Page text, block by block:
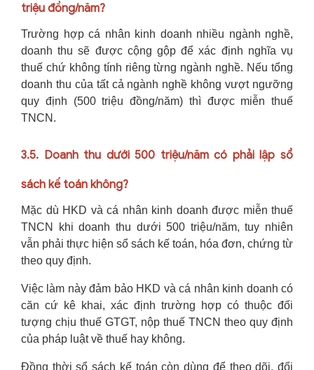
triệu đồng/năm?
Trường hợp cá nhân kinh doanh nhiều ngành nghề,
doanh thu sẽ được cộng gộp để xác định nghĩa vụ
thuế chứ không tính riêng từng ngành nghề. Nếu tổng
doanh thu của tất cả ngành nghề không vượt ngưỡng
quy định (500 triệu đồng/năm) thì được miễn thuế
TNCN.
3.5. Doanh thu dưới 500 triệu/năm có phải lập sổ
sách kế toán không?
Mặc dù HKD và cá nhân kinh doanh được miễn thuế
TNCN khi doanh thu dưới 500 triệu/năm, tuy nhiên
vẫn phải thực hiện sổ sách kế toán, hóa đơn, chứng từ
theo quy định.
Việc làm này đảm bảo HKD và cá nhân kinh doanh có
căn cứ kê khai, xác định trường hợp có thuộc đối
tượng chịu thuế GTGT, nộp thuế TNCN theo quy định
của pháp luật về thuế hay không.
Đồng thời sổ sách kế toán còn dùng để theo dõi, đối